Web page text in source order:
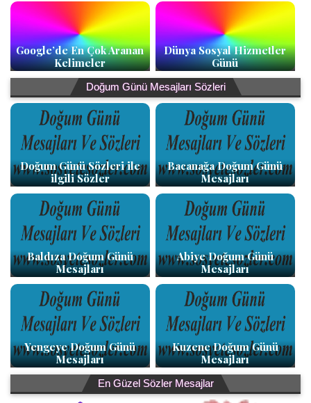
Google’de En Çok Aranan
Kelimeler
Dünya Sosyal Hizmetler
Günü
Doğum Günü Mesajları Sözleri
Doğum Günü Sözleri ile
ilgili Sözler
Bacanağa Doğum Günü
Mesajları
Baldıza Doğum Günü
Mesajları
Abiye Doğum Günü
Mesajları
Yengeye Doğum Günü
Mesajları
Kuzene Doğum Günü
Mesajları
En Güzel Sözler Mesajlar